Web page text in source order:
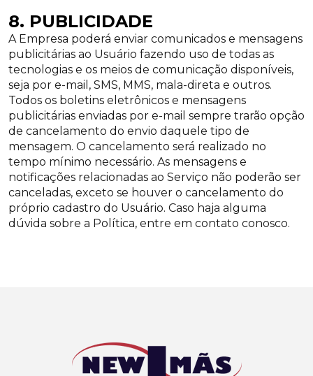
8. PUBLICIDADE
A Empresa poderá enviar comunicados e mensagens
publicitárias ao Usuário fazendo uso de todas as
tecnologias e os meios de comunicação disponíveis,
seja por e-mail, SMS, MMS, mala-direta e outros.
Todos os boletins eletrônicos e mensagens
publicitárias enviadas por e-mail sempre trarão opção
de cancelamento do envio daquele tipo de
mensagem. O cancelamento será realizado no
tempo mínimo necessário. As mensagens e
notificações relacionadas ao Serviço não poderão ser
canceladas, exceto se houver o cancelamento do
próprio cadastro do Usuário. Caso haja alguma
dúvida sobre a Política, entre em contato conosco.